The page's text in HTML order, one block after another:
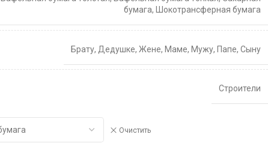
бумага, Шокотрансферная бумага
Брату, Дедушке, Жене, Маме, Мужу, Папе, Сыну
Строители
Очистить